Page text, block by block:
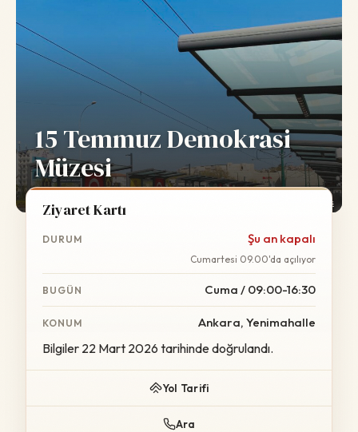
15 Temmuz Demokrasi
Müzesi
Wikimedia Commons
Ziyaret Kartı
DURUM Şu an kapalı
Cumartesi 09.00'da açılıyor
BUGÜN Cuma / 09:00-16:30
KONUM Ankara, Yenimahalle
Bilgiler 22 Mart 2026 tarihinde doğrulandı.
Yol Tarifi
Ara